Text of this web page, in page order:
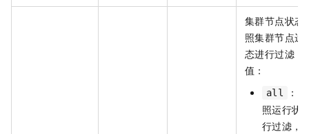
集群节点状态
照集群节点运
态进行过滤，
值：
all
：
照运行状
行过滤，